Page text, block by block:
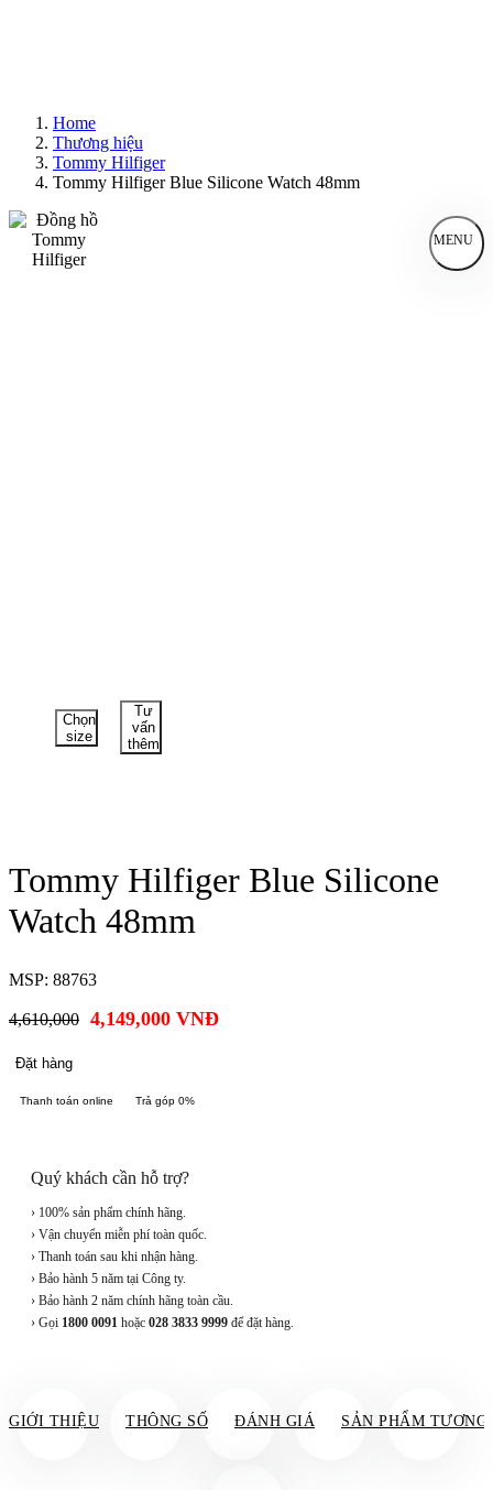
Home
Thương hiệu
Tommy Hilfiger
Tommy Hilfiger Blue Silicone Watch 48mm
MENU
Chọn
size
Tư
vấn
thêm
Tommy Hilfiger Blue Silicone
Watch 48mm
MSP: 88763
4,610,000 4,149,000 VNĐ
Đặt hàng
Thanh toán online Trả góp 0%
Quý khách cần hỗ trợ?
› 100% sản phẩm chính hãng.
› Vận chuyển miễn phí toàn quốc.
› Thanh toán sau khi nhận hàng.
› Bảo hành 5 năm tại Công ty.
› Bảo hành 2 năm chính hãng toàn cầu.
› Gọi 1800 0091 hoặc 028 3833 9999 để đặt hàng.
GIỚI THIỆU THÔNG SỐ ĐÁNH GIÁ SẢN PHẨM TƯƠNG